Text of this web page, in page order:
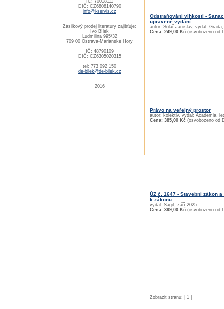
IČ: 70018111
DIČ: CZ6808140790
info@i-servis.cz
Zásilkový prodej literatury zajišťuje:
Ivo Bílek
Ludmilina 995/32
709 00 Ostrava-Mariánské Hory
IČ: 48790109
DIČ: CZ6305020315
tel: 773 092 150
de-bilek@de-bilek.cz
2016
Odstraňování vlhkosti -
upravené vydání
autor: Solař Jaroslav, vydal:
Cena: 249,00 Kč (osvobozeno od
Právo na veřejný prostor
autor: kolektiv, vydal: Academia,
Cena: 385,00 Kč (osvobozeno od
ÚZ č. 1647 - Stavební zákon
k zákonu
vydal: Sagit, září 2025
Cena: 399,00 Kč (osvobozeno od
Zobrazit stranu: | 1 |